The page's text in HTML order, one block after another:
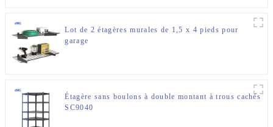
Lot de 2 étagères murales de 1,5 x 4 pieds pour
garage
Étagère sans boulons à double montant à trous cachés
SC9040